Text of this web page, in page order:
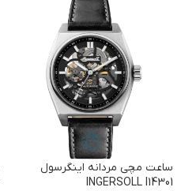
ساعت مچی مردانه اینگرسول
INGERSOLL I14301